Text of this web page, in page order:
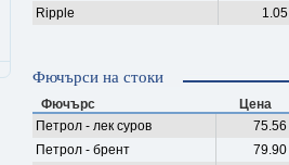
Ripple
1.05
Фючърси на стоки
Фючърс Цена
Петрол - лек суров
75.56
Петрол - брент
79.90